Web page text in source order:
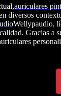
auriculares
diversos
Wellypaudio,
Gracias